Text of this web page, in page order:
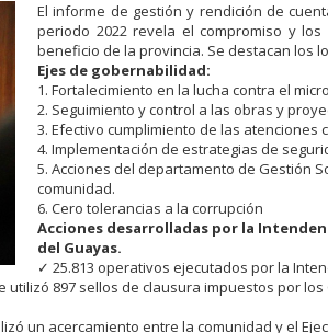
El informe de gestión y rendición de
periodo 2022 revela el compromiso y
beneficio de la provincia. Se destacan los
Ejes de gobernabilidad:
1. Fortalecimiento en la lucha contra el
2. Seguimiento y control a las obras y
3. Efectivo cumplimiento de las atenciones
4. Implementación de estrategias de
5. Acciones del departamento de Gestión
comunidad.
6. Cero tolerancias a la corrupción
Acciones desarrolladas por la
del Guayas.
✓ 25.813 operativos ejecutados por la
utilizó 897 sellos de clausura impuestos por
un acercamiento entre la comunidad y el